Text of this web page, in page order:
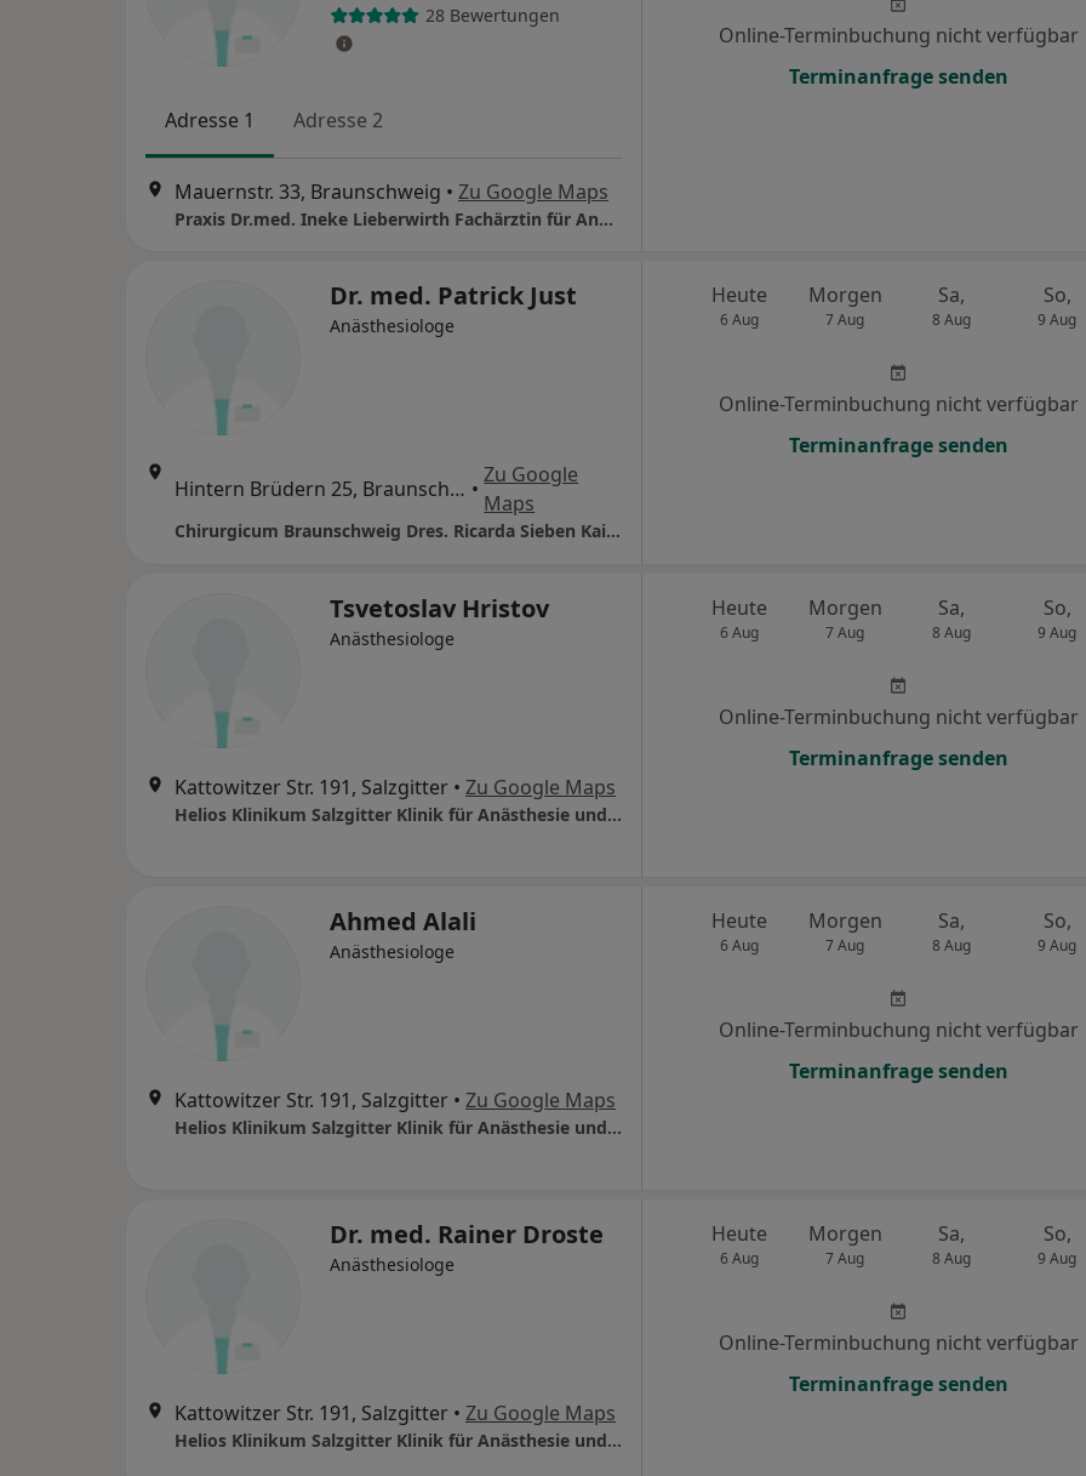
28 Bewertungen
Adresse 1 Adresse 2
Mauernstr. 33, Braunschweig • Zu Google Maps
Praxis Dr.med. Ineke Lieberwirth Fachärztin für Anästhesiologie
Online-Terminbuchung nicht verfügbar
Terminanfrage senden
Dr. med. Patrick Just
Anästhesiologe
Hintern Brüdern 25, Braunschweig •
Zu Google
Maps
Chirurgicum Braunschweig Dres. Ricarda Sieben Kai Törber Thomas Schmelzle u.w.
Heute
6 Aug
Morgen
7 Aug
Sa,
8 Aug
So,
9 Aug
Online-Terminbuchung nicht verfügbar
Terminanfrage senden
Tsvetoslav Hristov
Anästhesiologe
Kattowitzer Str. 191, Salzgitter • Zu Google Maps
Helios Klinikum Salzgitter Klinik für Anästhesie und Intensivmedizin
Heute
6 Aug
Morgen
7 Aug
Sa,
8 Aug
So,
9 Aug
Online-Terminbuchung nicht verfügbar
Terminanfrage senden
Ahmed Alali
Anästhesiologe
Kattowitzer Str. 191, Salzgitter • Zu Google Maps
Helios Klinikum Salzgitter Klinik für Anästhesie und Intensivmedizin
Heute
6 Aug
Morgen
7 Aug
Sa,
8 Aug
So,
9 Aug
Online-Terminbuchung nicht verfügbar
Terminanfrage senden
Dr. med. Rainer Droste
Anästhesiologe
Kattowitzer Str. 191, Salzgitter • Zu Google Maps
Helios Klinikum Salzgitter Klinik für Anästhesie und Intensivmedizin
Heute
6 Aug
Morgen
7 Aug
Sa,
8 Aug
So,
9 Aug
Online-Terminbuchung nicht verfügbar
Terminanfrage senden